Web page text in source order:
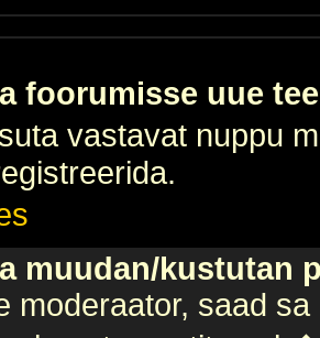
foorumisse uue
vastavat nuppu
muudan/kustutan
moderaator, saad